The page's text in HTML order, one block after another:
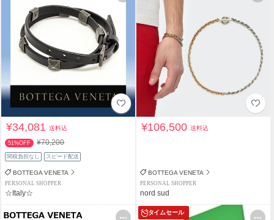
¥34,081送料込
51%OFF ¥70,200
関税負担なし スピード配送
BOTTEGA VENETA
PERSONAL SHOPPER
☆Italy☆
¥106,500送料込
BOTTEGA VENETA
PERSONAL SHOPPER
nord sud
タイムセール